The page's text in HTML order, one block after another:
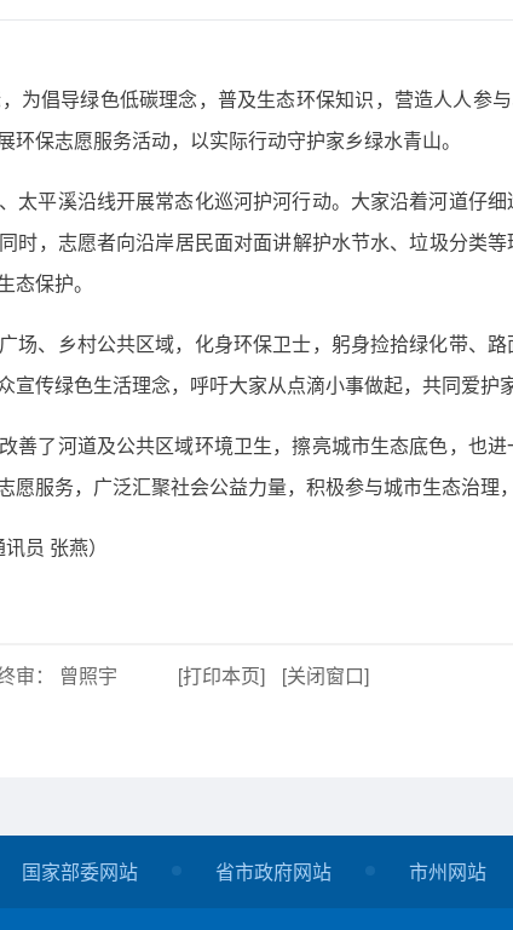
为倡导绿色低碳理念，普及生态环保知识，营造人人参
保志愿服务活动，以实际行动守护家乡绿水青山。
太平溪沿线开展常态化巡河护河行动。大家沿着河道仔
时，志愿者向沿岸居民面对面讲解护水节水、垃圾分类
保护。
场、乡村公共区域，化身环保卫士，躬身捡拾绿化带、
宣传绿色生活理念，呼吁大家从点滴小事做起，共同爱护
善了河道及公共区域环境卫生，擦亮城市生态底色，也
愿服务，广泛汇聚社会公益力量，积极参与城市生态治理
员 张燕）
审： 曾照宇 [打印本页] [关闭窗口]
国家部委网站 省市政府网站 市州网站